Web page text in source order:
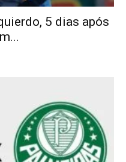
5 dias após